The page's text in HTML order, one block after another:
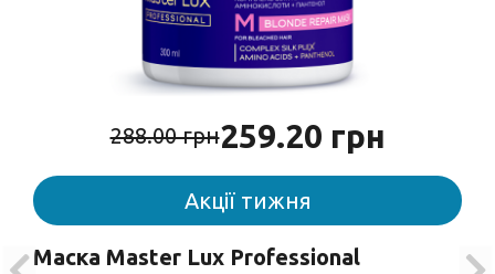
288.00 грн259.20 грн
Акції тижня
Маска Master Lux Professional